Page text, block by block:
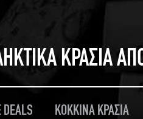
ΚΡΑΣΙΑ
ΚΟΚΚΙΝΑ ΚΡΑΣΙΑ